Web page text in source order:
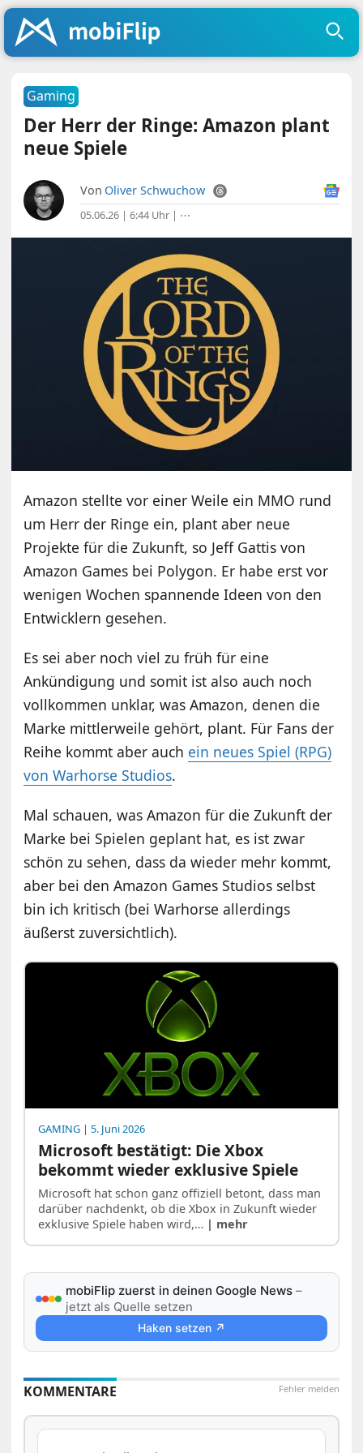
Gaming
Der Herr der Ringe: Amazon plant
neue Spiele
Von Oliver Schwuchow
05.06.26 | 6:44 Uhr | ⋯
Amazon stellte vor einer Weile ein MMO rund
um Herr der Ringe ein, plant aber neue
Projekte für die Zukunft, so Jeff Gattis von
Amazon Games bei Polygon. Er habe erst vor
wenigen Wochen spannende Ideen von den
Entwicklern gesehen.
Es sei aber noch viel zu früh für eine
Ankündigung und somit ist also auch noch
vollkommen unklar, was Amazon, denen die
Marke mittlerweile gehört, plant. Für Fans der
Reihe kommt aber auch ein neues Spiel (RPG)
von Warhorse Studios.
Mal schauen, was Amazon für die Zukunft der
Marke bei Spielen geplant hat, es ist zwar
schön zu sehen, dass da wieder mehr kommt,
aber bei den Amazon Games Studios selbst
bin ich kritisch (bei Warhorse allerdings
äußerst zuversichtlich).
GAMING | 5. Juni 2026
Microsoft bestätigt: Die Xbox
bekommt wieder exklusive Spiele
Microsoft hat schon ganz offiziell betont, dass man
darüber nachdenkt, ob die Xbox in Zukunft wieder
exklusive Spiele haben wird,… | mehr
mobiFlip zuerst in deinen Google News –
jetzt als Quelle setzen
Haken setzen ↗
Fehler melden
KOMMENTARE